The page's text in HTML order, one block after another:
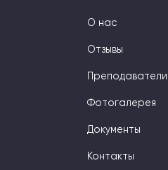
О нас
Отзывы
Преподаватели
Фотогалерея
Документы
Контакты